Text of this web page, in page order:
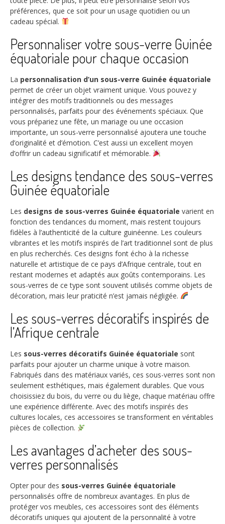
préférences, que ce soit pour un usage quotidien ou un
cadeau spécial.
Personnaliser votre sous-verre Guinée
équatoriale pour chaque occasion
La personnalisation d’un sous-verre Guinée équatoriale
permet de créer un objet vraiment unique. Vous pouvez y
intégrer des motifs traditionnels ou des messages
personnalisés, parfaits pour des événements spéciaux. Que
vous prépariez une fête, un mariage ou une occasion
importante, un sous-verre personnalisé ajoutera une touche
d’originalité et d’émotion. C’est aussi un excellent moyen
d’offrir un cadeau significatif et mémorable.
Les designs tendance des sous-verres
Guinée équatoriale
Les designs de sous-verres Guinée équatoriale varient en
fonction des tendances du moment, mais restent toujours
fidèles à l’authenticité de la culture guinéenne. Les couleurs
vibrantes et les motifs inspirés de l’art traditionnel sont de plus
en plus recherchés. Ces designs font écho à la richesse
naturelle et artistique de ce pays d’Afrique centrale, tout en
restant modernes et adaptés aux goûts contemporains. Les
sous-verres de ce type sont souvent utilisés comme objets de
décoration, mais leur praticité n’est jamais négligée.
Les sous-verres décoratifs inspirés de
l’Afrique centrale
Les sous-verres décoratifs Guinée équatoriale sont
parfaits pour ajouter un charme unique à votre maison.
Fabriqués dans des matériaux variés, ces sous-verres sont non
seulement esthétiques, mais également durables. Que vous
choisissiez du bois, du verre ou du liège, chaque matériau offre
une expérience différente. Avec des motifs inspirés des
cultures locales, ces accessoires se transforment en véritables
pièces de collection.
Les avantages d’acheter des sous-
verres personnalisés
Opter pour des sous-verres Guinée équatoriale
personnalisés offre de nombreux avantages. En plus de
protéger vos meubles, ces accessoires sont des éléments
décoratifs uniques qui ajoutent de la personnalité à votre